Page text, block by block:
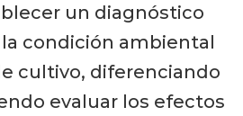
un diagnóstico
condición ambiental
cultivo, diferenciando
evaluar los efectos